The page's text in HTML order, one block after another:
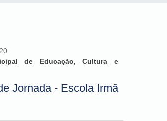
de Educação, Cultura e
Jornada - Escola Irmã